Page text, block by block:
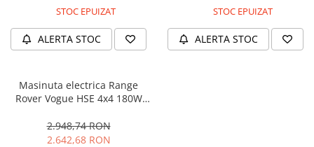
STOC EPUIZAT
ALERTA STOC
STOC EPUIZAT
ALERTA STOC
Masinuta electrica Range
Rover Vogue HSE 4x4 180W
2.948,74 RON
2.642,68 RON